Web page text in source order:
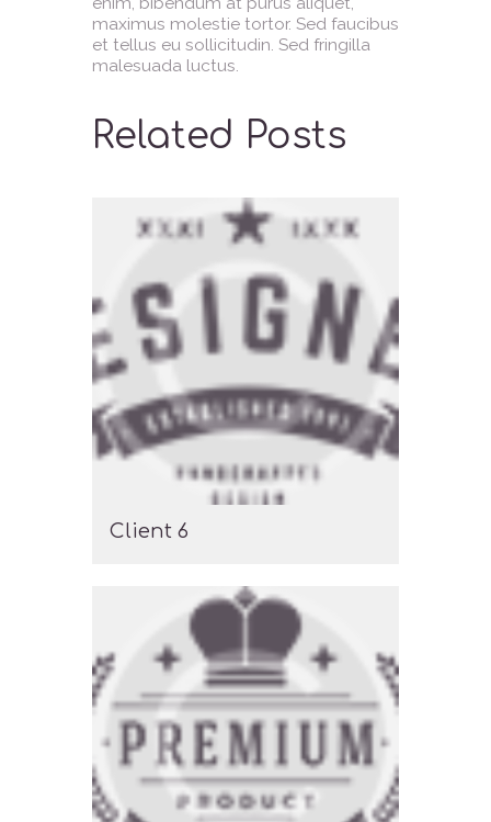
maximus molestie tortor. Sed faucibus
et tellus eu sollicitudin. Sed fringilla
malesuada luctus.
Related Posts
Client 6